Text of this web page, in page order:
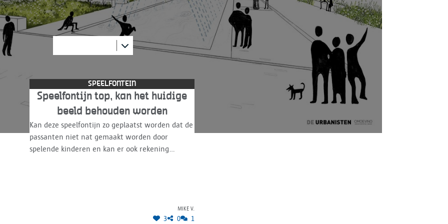
werden reeds ingediend
SPEELFONTEIN
Speelfontijn top, kan het huidige
beeld behouden worden
Kan deze speelfontijn zo geplaatst worden dat de
passanten niet nat gemaakt worden door
spelende kinderen en kan er ook rekening
ouders met kinderen duidelijk kunnen aangeven
binnen welk gebied ze mogen spelen zonder dat
Mike V.
3 0 1